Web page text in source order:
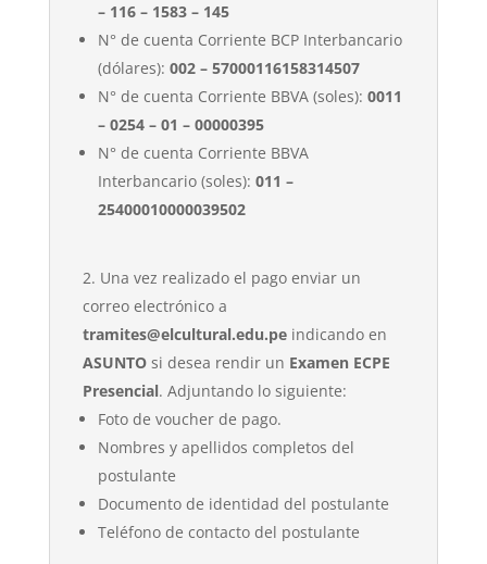
– 116 – 1583 – 145
N° de cuenta Corriente BCP Interbancario
(dólares): 002 – 57000116158314507
N° de cuenta Corriente BBVA (soles): 0011
– 0254 – 01 – 00000395
N° de cuenta Corriente BBVA
Interbancario (soles): 011 –
25400010000039502
Una vez realizado el pago enviar un
correo electrónico a
tramites@elcultural.edu.peindicando en
ASUNTOsi desea rendir un Examen ECPE
Presencial. Adjuntando lo siguiente:
Foto de voucher de pago.
Nombres y apellidos completos del
postulante
Documento de identidad del postulante
Teléfono de contacto del postulante